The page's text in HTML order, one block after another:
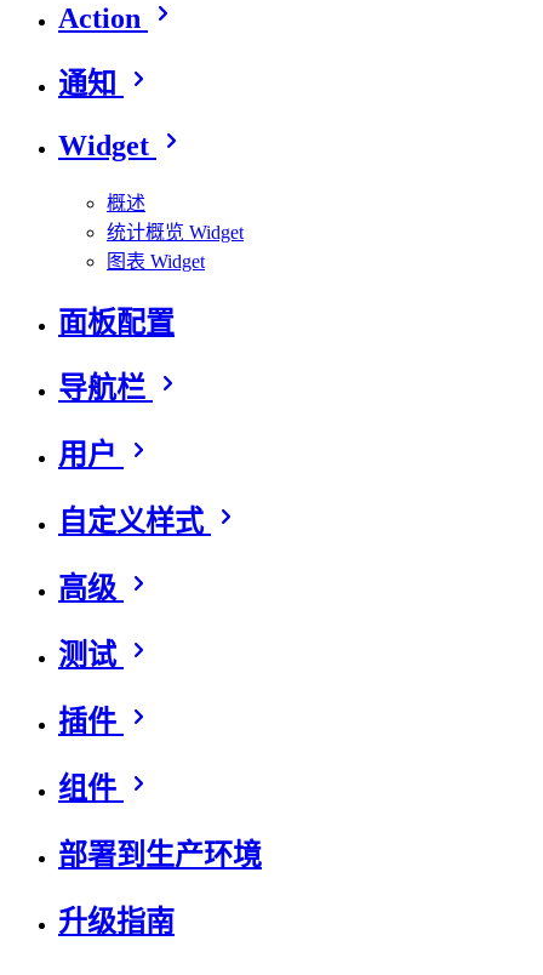
Action
通知
Widget
概述
统计概览 Widget
图表 Widget
面板配置
导航栏
用户
自定义样式
高级
测试
插件
组件
部署到生产环境
升级指南